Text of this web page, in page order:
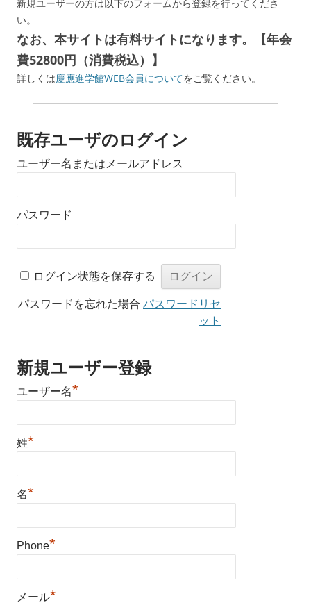
新規ユーザーの方は以下のフォームから登録を行ってくださ
い。
なお、本サイトは有料サイトになります。【年会
費52800円（消費税込）】
詳しくは慶應進学館WEB会員についてをご覧ください。
既存ユーザのログイン
ユーザー名またはメールアドレス
パスワード
ログイン状態を保存する
パスワードを忘れた場合 パスワードリセ
ット
新規ユーザー登録
ユーザー名*
姓*
名*
Phone*
メール*